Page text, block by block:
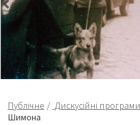
Публічне Дискусійні програми
Шимона